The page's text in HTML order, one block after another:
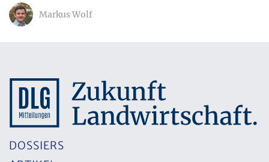
Markus Wolf
DOSSIERS